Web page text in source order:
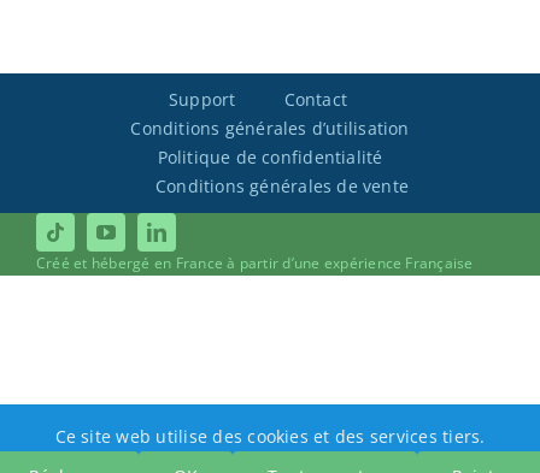
Support
Contact
Conditions générales d’utilisation
Politique de confidentialité
Conditions générales de vente
Créé et hébergé en France à partir d’une expérience Française
Ce site web utilise des cookies et des services tiers.